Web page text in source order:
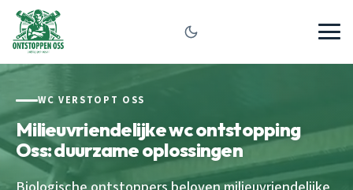
WC VERSTOPT OSS
Milieuvriendelijke wc ontstopping
Oss: duurzame oplossingen